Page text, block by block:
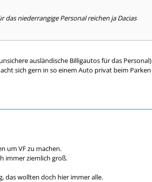
das niederrangige Personal reichen ja Dacias
ausländische Billigautos für das
sich gern in so einem Auto privat beim
um VF zu machen.
immer ziemlich groß.
das wollten doch hier immer alle.